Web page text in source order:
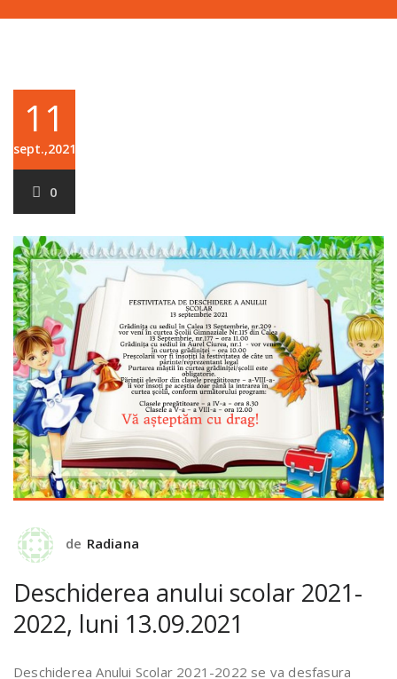
11
sept.,2021
0
de Radiana
Deschiderea anului scolar 2021-
2022, luni 13.09.2021
Deschiderea Anului Scolar 2021-2022 se va desfasura